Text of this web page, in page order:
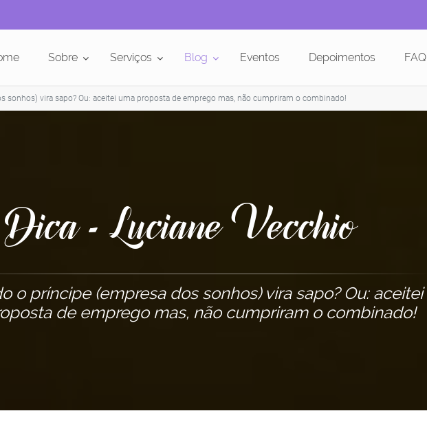
Sobre Serviços Blog Eventos Depoimentos FAQ
sonhos) vira sapo? Ou: aceitei uma proposta de emprego mas, não cumpriram o combinado!
Dica - Luciane Vecchio
o príncipe (empresa dos sonhos) vira sapo? Ou: aceitei
de emprego mas, não cumpriram o combinado!